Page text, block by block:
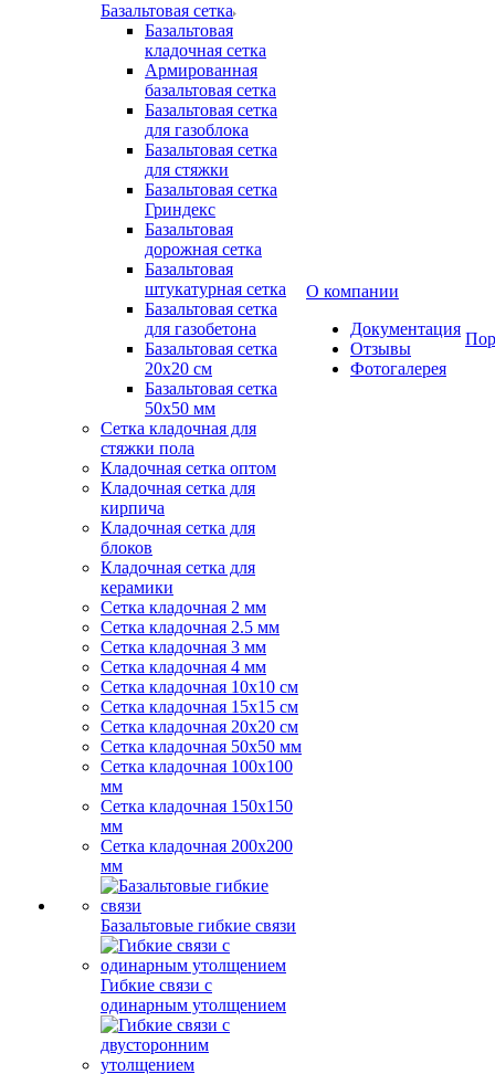
Базальтовая сетка
Базальтовая
кладочная сетка
Армированная
базальтовая сетка
Базальтовая сетка
для газоблока
Базальтовая сетка
для стяжки
Базальтовая сетка
Гриндекс
Базальтовая
дорожная сетка
Базальтовая
штукатурная сетка
Базальтовая сетка
для газобетона
Базальтовая сетка
20x20 см
Базальтовая сетка
50x50 мм
Сетка кладочная для
стяжки пола
Кладочная сетка оптом
Кладочная сетка для
кирпича
Кладочная сетка для
блоков
Кладочная сетка для
керамики
Сетка кладочная 2 мм
Сетка кладочная 2.5 мм
Сетка кладочная 3 мм
Сетка кладочная 4 мм
Сетка кладочная 10x10 см
Сетка кладочная 15x15 см
Сетка кладочная 20x20 см
Сетка кладочная 50x50 мм
Сетка кладочная 100x100
мм
Сетка кладочная 150x150
мм
Сетка кладочная 200x200
мм
Базальтовые гибкие связи
Гибкие связи с
одинарным утолщением
О компании
Документация
Отзывы
Фотогалерея